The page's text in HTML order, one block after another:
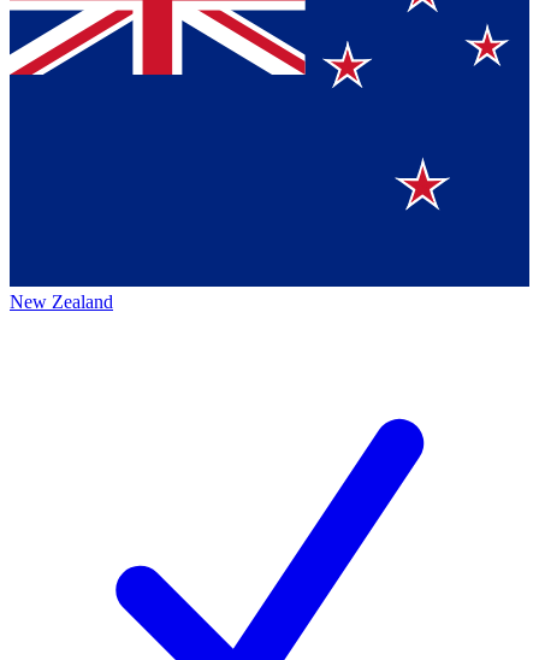
New Zealand